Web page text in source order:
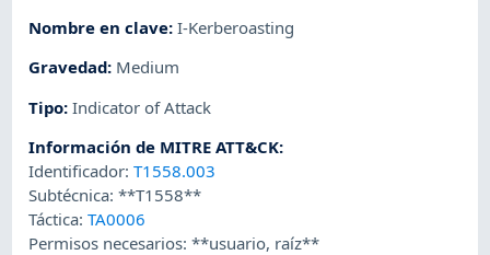
Nombre en clave:I-Kerberoasting
Gravedad: Medium
Tipo:Indicator of Attack
Información de MITRE ATT&CK:
Identificador:T1558.003
Subtécnica: **T1558**
Táctica:TA0006
Permisos necesarios: **usuario, raíz**